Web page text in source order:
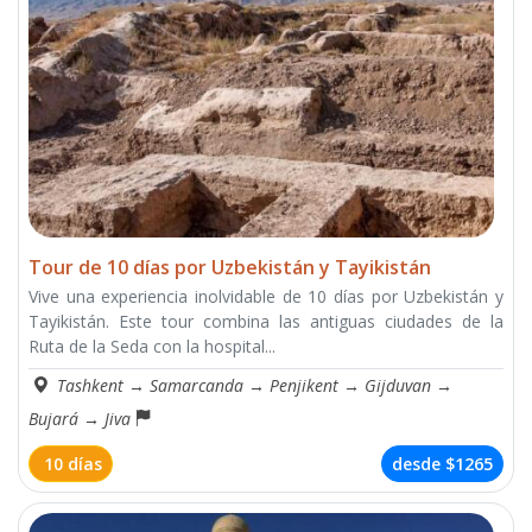
Tour de 10 días por Uzbekistán y Tayikistán
Vive una experiencia inolvidable de 10 días por Uzbekistán y
Tayikistán. Este tour combina las antiguas ciudades de la
Ruta de la Seda con la hospital...
Tashkent → Samarcanda → Penjikent → Gijduvan →
Bujará → Jiva
10 días
desde $1265